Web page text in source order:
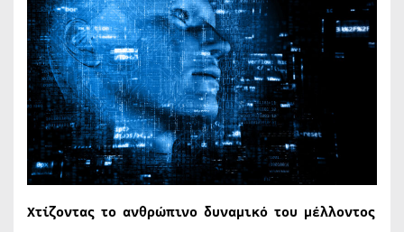
Χτίζοντας το ανθρώπινο δυναμικό του μέλλοντος